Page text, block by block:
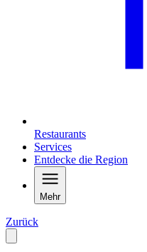
Restaurants
Services
Entdecke die Region
Mehr
Zurück